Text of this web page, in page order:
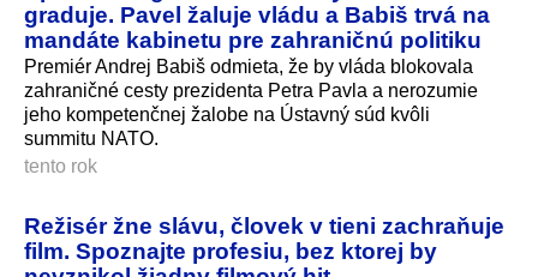
graduje. Pavel žaluje vládu a Babiš trvá na
mandáte kabinetu pre zahraničnú politiku
Premiér Andrej Babiš odmieta, že by vláda blokovala
zahraničné cesty prezidenta Petra Pavla a nerozumie
jeho kompetenčnej žalobe na Ústavný súd kvôli
summitu NATO.
tento rok
Režisér žne slávu, človek v tieni zachraňuje
film. Spoznajte profesiu, bez ktorej by